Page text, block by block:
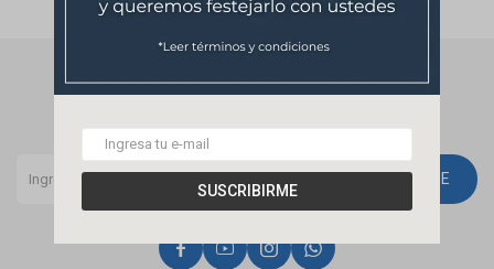
SUSCRIBIRME
NEWSLETTER
SUSCRIBIRME
   